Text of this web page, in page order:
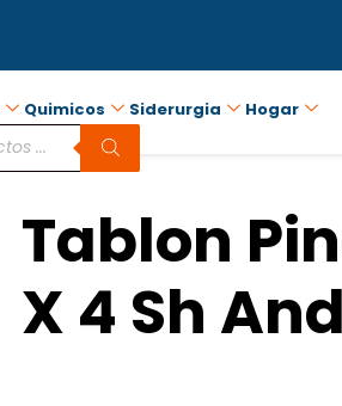
Quimicos Siderurgia Hogar
Tablon
X 4 Sh